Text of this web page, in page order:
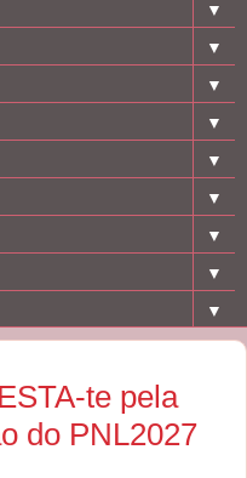
▼
▼
▼
▼
▼
▼
▼
▼
▼
te pela
do PNL2027